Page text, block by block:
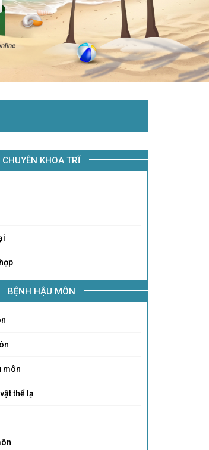
CHUYÊN KHOA TRĨ
BỆNH HẬU MÔN
môn
thể lạ